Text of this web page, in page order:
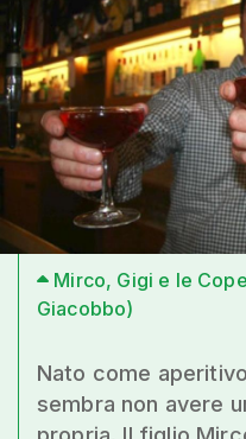
Mirco, Gigi e le
Giacobbo)
Nato come
sembra non avere